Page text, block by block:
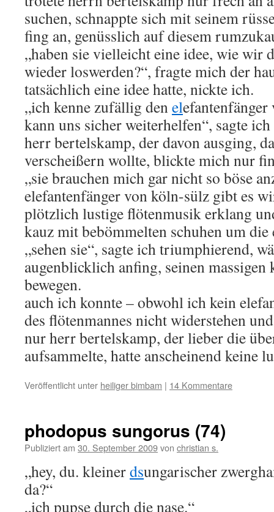
suchen, schnappte sich mit seinem
fing an, genüsslich auf diesem
„haben sie vielleicht eine idee, wie wir
wieder loswerden?“, fragte mich der
tatsächlich eine idee hatte, nickte ich.
„ich kenne zufällig denel
kann uns sicher weiterhelfen“, sagte
herr bertelskamp, der davon ausging,
verscheißern wollte, blickte mich nur
„sie brauchen mich gar nicht so böse
elefantenfänger von köln-sülz gibt es
plötzlich lustige flötenmusik erklang
kauz mit bebömmelten schuhen um die
„sehen sie“, sagte ich triumphierend,
augenblicklich anfing, seinen
bewegen.
auch ich konnte – obwohl ich kein
des flötenmannes nicht widerstehen
nur herr bertelskamp, der lieber die
aufsammelte, hatte anscheinend keine
Veröffentlicht unter heiliger bimbam | 14 Kommentare
phodopus sungorus (74)
Publiziert am 30. September 2009von christian s.
„hey, du. kleinerdsungarischer
da?“
„ich pupse durch die nase.“